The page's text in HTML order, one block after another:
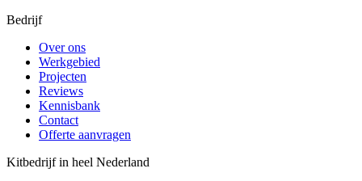
Bedrijf
Over ons
Werkgebied
Projecten
Reviews
Kennisbank
Contact
Offerte aanvragen
Kitbedrijf in heel Nederland